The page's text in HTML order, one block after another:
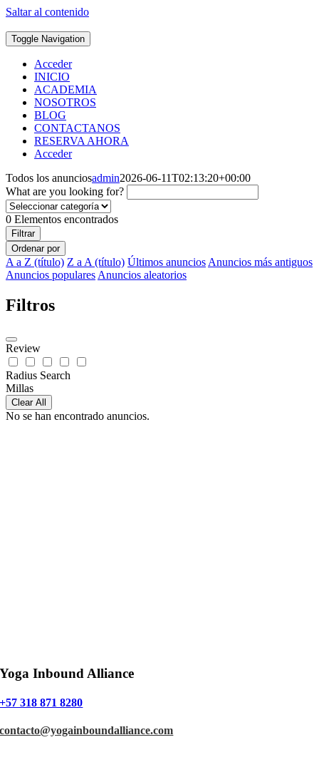
Saltar al contenido
Toggle Navigation
Acceder
INICIO
ACADEMIA
NOSOTROS
BLOG
CONTACTANOS
RESERVA AHORA
Acceder
Todos los anunciosadmin2026-06-11T02:13:20+00:00
What are you looking for?
0 Elementos encontrados
Filtrar
Ordenar por
A a Z (título) Z a A (título) Últimos anuncios Anuncios más antiguos
Anuncios populares Anuncios aleatorios
Filtros
Review
Radius Search
Millas
Clear All
No se han encontrado anuncios.
Yoga Inbound Alliance
+57 318 871 8280
contacto@yogainboundalliance.com